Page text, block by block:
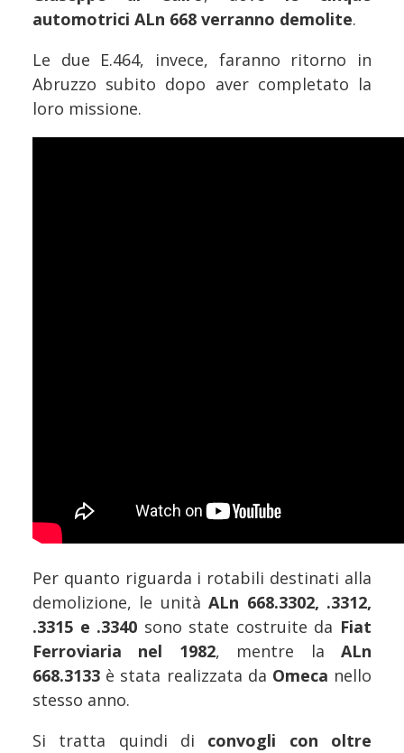
automotrici ALn 668 verranno demolite.
Le due E.464, invece, faranno ritorno in
Abruzzo subito dopo aver completato la
loro missione.
Per quanto riguarda i rotabili destinati alla
demolizione, le unitàALn 668.3302, .3312,
.3315 e .3340 sono state costruite da Fiat
Ferroviaria nel 1982, mentre laALn
668.3133 è stata realizzata da Omeca nello
stesso anno.
Si tratta quindi di convogli con oltre